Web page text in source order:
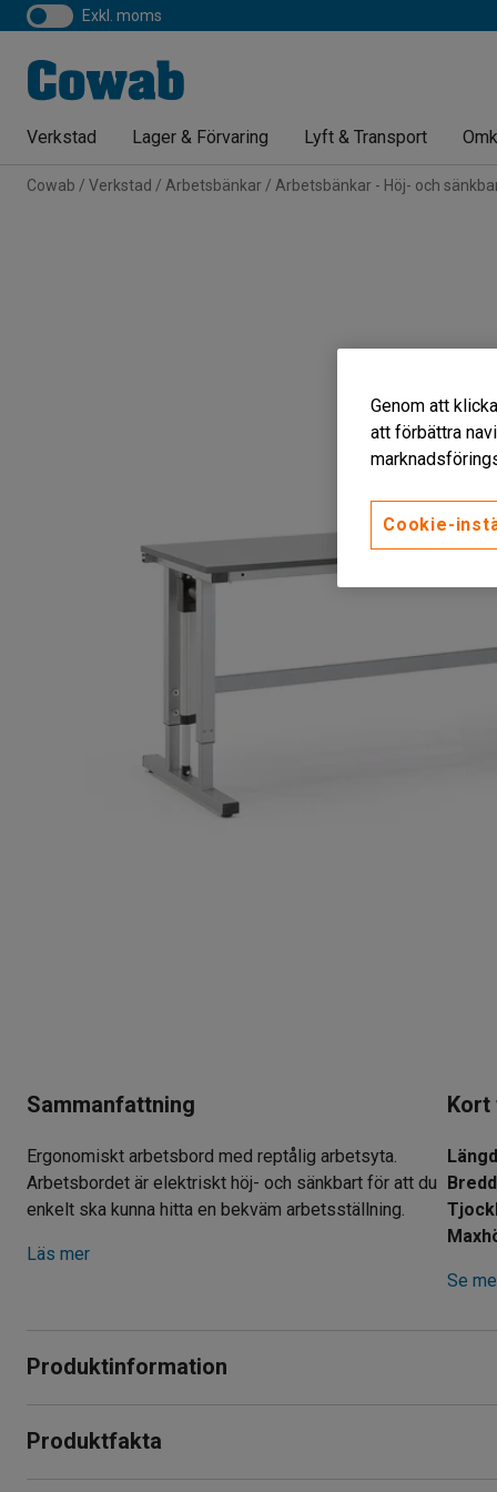
exkl. moms
Verkstad Lager & Förvaring Lyft & Transport
Cowab Verkstad Arbetsbänkar Arbetsbänkar - Höj- och
Sammanfattning
Ergonomiskt arbetsbord med reptålig arbetsyta.
Arbetsbordet är elektriskt höj- och sänkbart för att du
enkelt ska kunna hitta en bekväm arbetsställning.
Läs mer
Kort
Längd
Bredd
Se
Produktinformation
Höjdjusteringen är elektrisk för att du ska få en bekväm och
Produktfakta
Genom att
att förbättra
Cookie-